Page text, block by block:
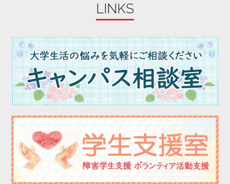
2023年03月
2023年02月
2023年01月
2022年12月
2022年09月
2022年08月
LINKS